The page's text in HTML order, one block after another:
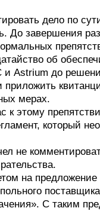
дело по
До завершения
об
и Astrium до
приложить
мерах.
этому
который
не
на предложение
С таким